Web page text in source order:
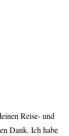
Reise- und
Dank. Ich habe